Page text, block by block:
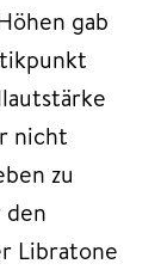
gab
nicht
zu
Libratone